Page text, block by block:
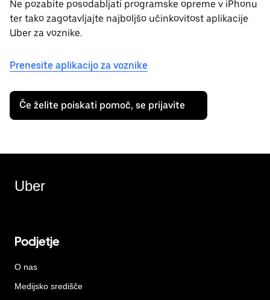
Ne pozabite posodabljati programske opreme v iPhonu
ter tako zagotavljajte najboljšo učinkovitost aplikacije
Uber za voznike.
Prenesite aplikacijo za voznike
Če želite poiskati pomoč, se prijavite
Uber
Podjetje
O nas
Medijsko središče